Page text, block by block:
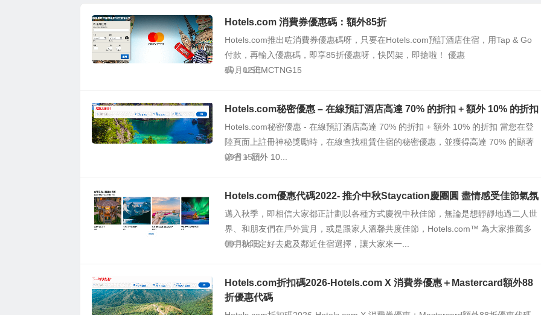
Hotels.com 消費券優惠碼：額外85折
Hotels.com推出咗消費券優惠碼呀，只要在Hotels.com預訂酒店住宿，用Tap & Go
付款，再輸入優惠碼，即享85折優惠呀，快閃架，即搶啦！ 優惠
碼： USEMCTNG15
10月02日
Hotels.com秘密優惠 – 在線預訂酒店高達 70% 的折扣 + 額外 10% 的折扣
Hotels.com秘密優惠 - 在線預訂酒店高達 70% 的折扣 + 額外 10% 的折扣 當您在登
陸頁面上註冊神秘獎勵時，在線查找租賃住宿的秘密優惠，並獲得高達 70% 的顯著
節省 + 額外 10...
09月15日
Hotels.com優惠代碼2022- 推介中秋Staycation慶團圓 盡情感受佳節氣氛
邁入秋季，即相信大家都正計劃以各種方式慶祝中秋佳節，無論是想靜靜地過二人世
界、和朋友們在戶外賞月，或是跟家人溫馨共度佳節，Hotels.com™ 為大家推薦多
個中秋限定好去處及鄰近住宿選擇，讓大家來一...
09月14日
Hotels.com折扣碼2026-Hotels.com X 消費券優惠＋Mastercard額外88
折優惠代碼